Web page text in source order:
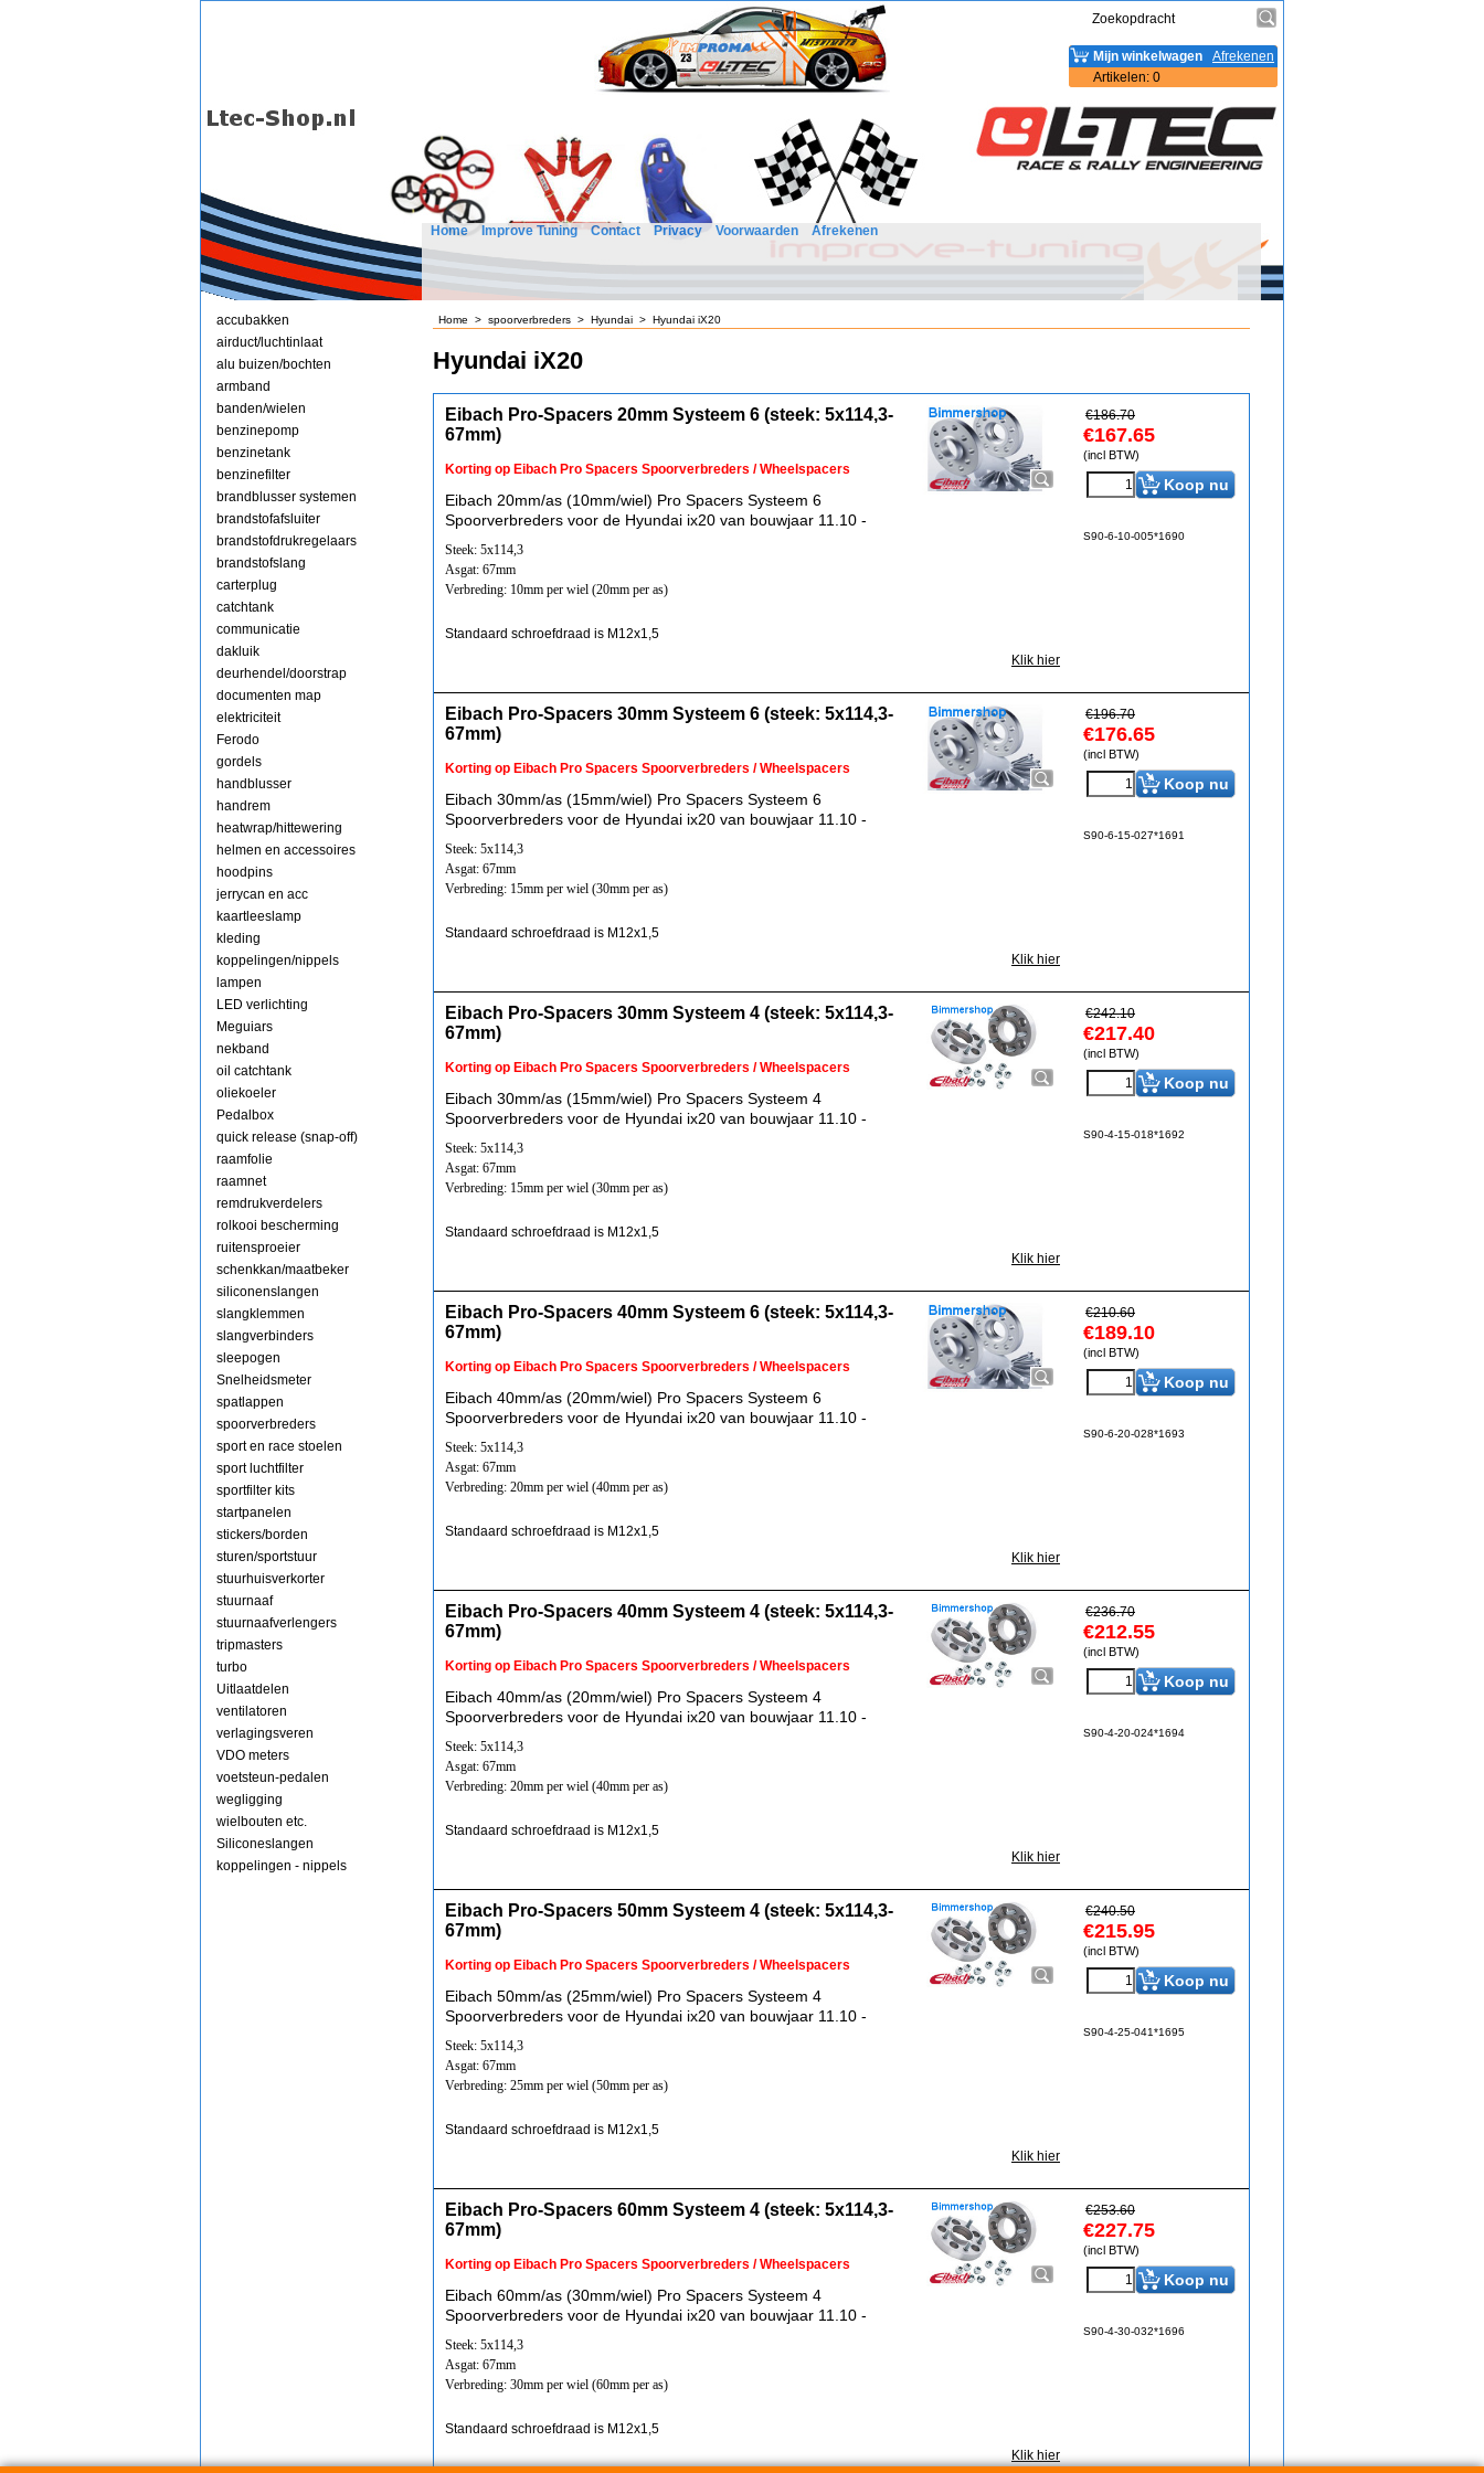
Afrekenen
Mijn winkelwagen
Artikelen: 0
Home Improve Tuning Contact Privacy Voorwaarden Afrekenen
accubakken
airduct/luchtinlaat
alu buizen/bochten
armband
banden/wielen
benzinepomp
benzinetank
benzinefilter
brandblusser systemen
brandstofafsluiter
brandstofdrukregelaars
brandstofslang
carterplug
catchtank
communicatie
dakluik
deurhendel/doorstrap
documenten map
elektriciteit
Ferodo
gordels
handblusser
handrem
heatwrap/hittewering
helmen en accessoires
hoodpins
jerrycan en acc
kaartleeslamp
kleding
koppelingen/nippels
lampen
LED verlichting
Meguiars
nekband
oil catchtank
oliekoeler
Pedalbox
quick release (snap-off)
raamfolie
raamnet
remdrukverdelers
rolkooi bescherming
ruitensproeier
schenkkan/maatbeker
siliconenslangen
slangklemmen
slangverbinders
sleepogen
Snelheidsmeter
spatlappen
spoorverbreders
sport en race stoelen
sport luchtfilter
sportfilter kits
startpanelen
stickers/borden
sturen/sportstuur
stuurhuisverkorter
stuurnaaf
stuurnaafverlengers
tripmasters
turbo
Uitlaatdelen
ventilatoren
verlagingsveren
VDO meters
voetsteun-pedalen
wegligging
wielbouten etc.
Siliconeslangen
koppelingen - nippels
Home > spoorverbreders > Hyundai > Hyundai iX20
Hyundai iX20
€186.70
€167.65
(incl BTW)
Koop nu
S90-6-10-005*1690
Eibach Pro-Spacers 20mm Systeem 6 (steek: 5x114,3-
67mm)
Korting op Eibach Pro Spacers Spoorverbreders / Wheelspacers
Eibach 20mm/as (10mm/wiel) Pro Spacers Systeem 6
Spoorverbreders voor de Hyundai ix20 van bouwjaar 11.10 -
Steek: 5x114,3
Asgat: 67mm
Verbreding: 10mm per wiel (20mm per as)
Standaard schroefdraad is M12x1,5
Klik hier
€196.70
€176.65
(incl BTW)
Koop nu
S90-6-15-027*1691
Eibach Pro-Spacers 30mm Systeem 6 (steek: 5x114,3-
67mm)
Korting op Eibach Pro Spacers Spoorverbreders / Wheelspacers
Eibach 30mm/as (15mm/wiel) Pro Spacers Systeem 6
Spoorverbreders voor de Hyundai ix20 van bouwjaar 11.10 -
Steek: 5x114,3
Asgat: 67mm
Verbreding: 15mm per wiel (30mm per as)
Standaard schroefdraad is M12x1,5
Klik hier
€242.10
€217.40
(incl BTW)
Koop nu
S90-4-15-018*1692
Eibach Pro-Spacers 30mm Systeem 4 (steek: 5x114,3-
67mm)
Korting op Eibach Pro Spacers Spoorverbreders / Wheelspacers
Eibach 30mm/as (15mm/wiel) Pro Spacers Systeem 4
Spoorverbreders voor de Hyundai ix20 van bouwjaar 11.10 -
Steek: 5x114,3
Asgat: 67mm
Verbreding: 15mm per wiel (30mm per as)
Standaard schroefdraad is M12x1,5
Klik hier
€210.60
€189.10
(incl BTW)
Koop nu
S90-6-20-028*1693
Eibach Pro-Spacers 40mm Systeem 6 (steek: 5x114,3-
67mm)
Korting op Eibach Pro Spacers Spoorverbreders / Wheelspacers
Eibach 40mm/as (20mm/wiel) Pro Spacers Systeem 6
Spoorverbreders voor de Hyundai ix20 van bouwjaar 11.10 -
Steek: 5x114,3
Asgat: 67mm
Verbreding: 20mm per wiel (40mm per as)
Standaard schroefdraad is M12x1,5
Klik hier
€236.70
€212.55
(incl BTW)
Koop nu
S90-4-20-024*1694
Eibach Pro-Spacers 40mm Systeem 4 (steek: 5x114,3-
67mm)
Korting op Eibach Pro Spacers Spoorverbreders / Wheelspacers
Eibach 40mm/as (20mm/wiel) Pro Spacers Systeem 4
Spoorverbreders voor de Hyundai ix20 van bouwjaar 11.10 -
Steek: 5x114,3
Asgat: 67mm
Verbreding: 20mm per wiel (40mm per as)
Standaard schroefdraad is M12x1,5
Klik hier
€240.50
€215.95
(incl BTW)
Koop nu
S90-4-25-041*1695
Eibach Pro-Spacers 50mm Systeem 4 (steek: 5x114,3-
67mm)
Korting op Eibach Pro Spacers Spoorverbreders / Wheelspacers
Eibach 50mm/as (25mm/wiel) Pro Spacers Systeem 4
Spoorverbreders voor de Hyundai ix20 van bouwjaar 11.10 -
Steek: 5x114,3
Asgat: 67mm
Verbreding: 25mm per wiel (50mm per as)
Standaard schroefdraad is M12x1,5
Klik hier
€253.60
€227.75
(incl BTW)
Koop nu
S90-4-30-032*1696
Eibach Pro-Spacers 60mm Systeem 4 (steek: 5x114,3-
67mm)
Korting op Eibach Pro Spacers Spoorverbreders / Wheelspacers
Eibach 60mm/as (30mm/wiel) Pro Spacers Systeem 4
Spoorverbreders voor de Hyundai ix20 van bouwjaar 11.10 -
Steek: 5x114,3
Asgat: 67mm
Verbreding: 30mm per wiel (60mm per as)
Standaard schroefdraad is M12x1,5
Klik hier